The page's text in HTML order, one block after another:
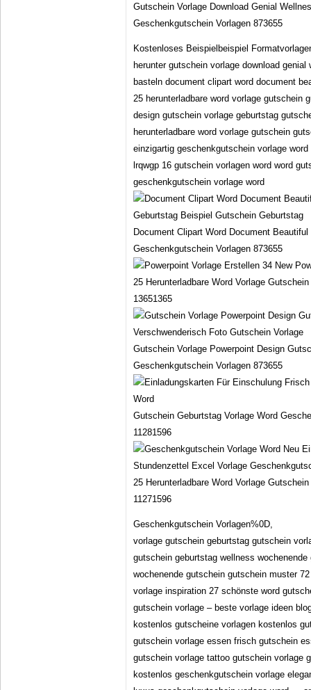
Gutschein Vorlage Download Genial
Geschenkgutschein Vorlagen 873655
Kostenloses Beispielbeispiel
herunter gutschein vorlage download
basteln document clipart word document
25 herunterladbare word vorlage gutschein
design gutschein vorlage geburtstag
herunterladbare word vorlage gutschein
einzigartig geschenkgutschein vorlage
lrqwgp 16 gutschein vorlagen word word
geschenkgutschein vorlage word
Document Clipart Word Document
Geschenkgutschein Vorlagen 873655
25 Herunterladbare Word Vorlage
13651365
Gutschein Vorlage Powerpoint Design
Geschenkgutschein Vorlagen 873655
Gutschein Geburtstag Vorlage Word
11281596
25 Herunterladbare Word Vorlage
11271596
Geschenkgutschein Vorlagen%0D,
vorlage gutschein geburtstag gutschein
gutschein geburtstag wellness
wochenende gutschein gutschein muster
vorlage inspiration 27 schönste word
gutschein vorlage – beste vorlage ideen
kostenlos gutscheine vorlagen kostenlos
gutschein vorlage essen frisch gutschein
gutschein vorlage tattoo gutschein vorlage
kostenlos geschenkgutschein vorlage